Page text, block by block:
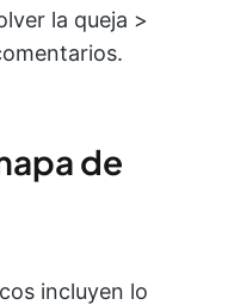
la queja >
de
incluyen lo